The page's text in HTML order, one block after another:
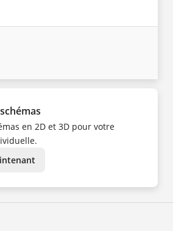
en 2D et 3D pour votre